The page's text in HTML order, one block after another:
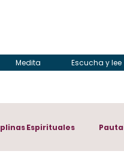
Medita Escucha y lee
Espirituales